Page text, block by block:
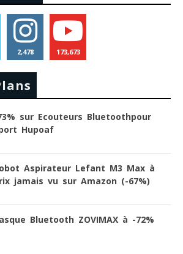
2,478 173,673
sur Ecouteurs Bluetoothpour
Hupoaf
Aspirateur Lefant M3 Max à
jamais vu sur Amazon (-67%)
Bluetooth ZOVIMAX à -72%